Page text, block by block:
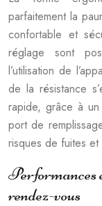
parfaitement la
confortable et
réglage sont
l’utilisation de
de la résistance
rapide, grâce à un
port de
risques de fuites et
Performances
rendez-vous